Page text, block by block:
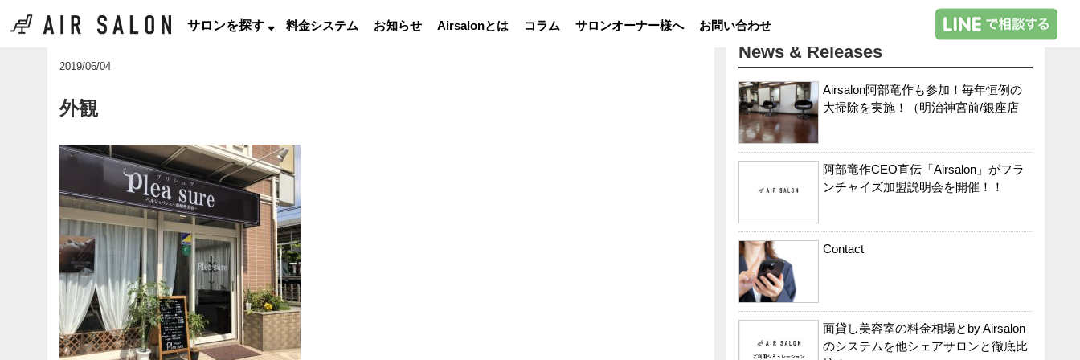
サロンを探す 料金システム お知らせ Airsalonとは コラム サロンオーナー様へ お問い合わせ
2019/06/04
外観
News & Releases
Airsalon阿部竜作も参加！毎年恒例の
大掃除を実施！（明治神宮前/銀座店
阿部竜作CEO直伝「Airsalon」がフラ
ンチャイズ加盟説明会を開催！！
Contact
面貸し美容室の料金相場とby Airsalon
のシステムを他シェアサロンと徹底比